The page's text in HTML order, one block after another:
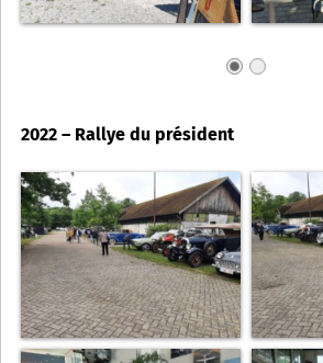
2022 – Rallye du président